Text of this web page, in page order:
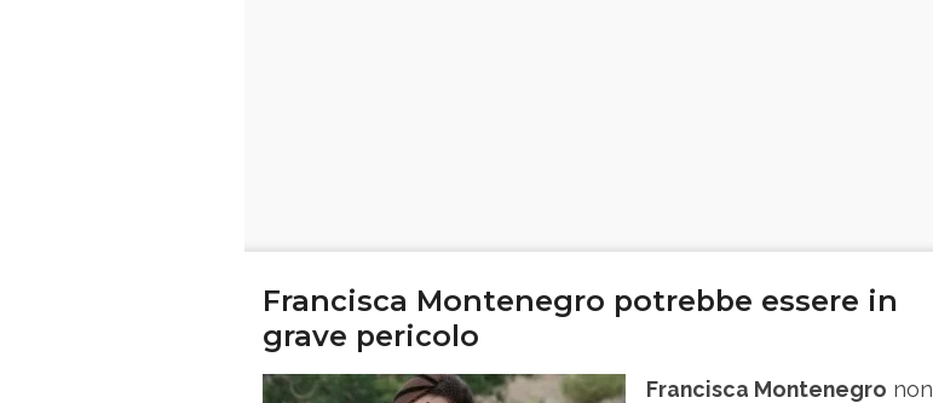
Francisca Montenegro potrebbe essere in
grave pericolo
Francisca Montenegro non